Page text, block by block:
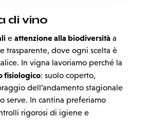
di vino
e attenzione alla biodiversità a
trasparente, dove ogni scelta è
In vigna lavoriamo perché la
fisiologico: suolo coperto,
dell’andamento stagionale
serve. In cantina preferiamo
rigorosi di igiene e